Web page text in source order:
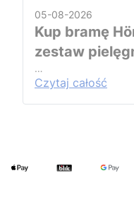
05-08-2026
Kup bramę
zestaw
…
Czytaj całość